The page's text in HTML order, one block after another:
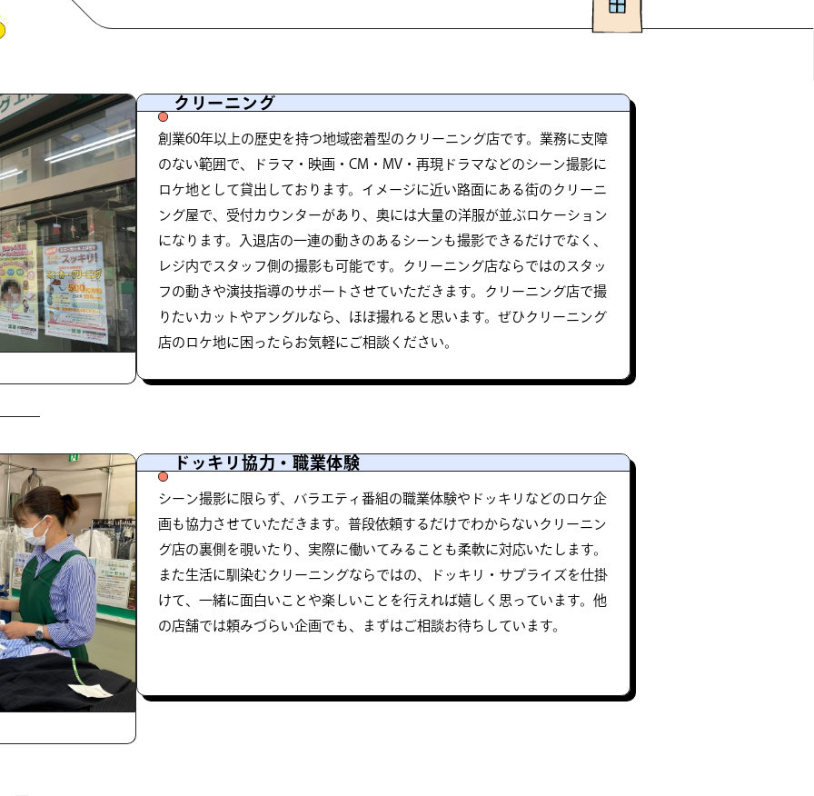
クリーニング
創業60年以上の歴史を持つ地域密着型のクリーニング店です。業務に支障
のない範囲で、ドラマ・映画・CM・MV・再現ドラマなどのシーン撮影に
ロケ地として貸出しております。イメージに近い路面にある街のクリーニ
ング屋で、受付カウンターがあり、奥には大量の洋服が並ぶロケーション
になります。入退店の一連の動きのあるシーンも撮影できるだけでなく、
レジ内でスタッフ側の撮影も可能です。クリーニング店ならではのスタッ
フの動きや演技指導のサポートさせていただきます。クリーニング店で撮
りたいカットやアングルなら、ほぼ撮れると思います。ぜひクリーニング
店のロケ地に困ったらお気軽にご相談ください。
ドッキリ協力・職業体験
シーン撮影に限らず、バラエティ番組の職業体験やドッキリなどのロケ企
画も協力させていただきます。普段依頼するだけでわからないクリーニン
グ店の裏側を覗いたり、実際に働いてみることも柔軟に対応いたします。
また生活に馴染むクリーニングならではの、ドッキリ・サプライズを仕掛
けて、一緒に面白いことや楽しいことを行えれば嬉しく思っています。他
の店舗では頼みづらい企画でも、まずはご相談お待ちしています。